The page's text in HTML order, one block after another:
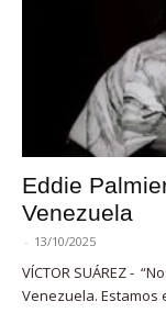
Eddie
Venezuela
- 13/10/2025
VÍCTOR SUÁREZ -
Venezuela. Estamos